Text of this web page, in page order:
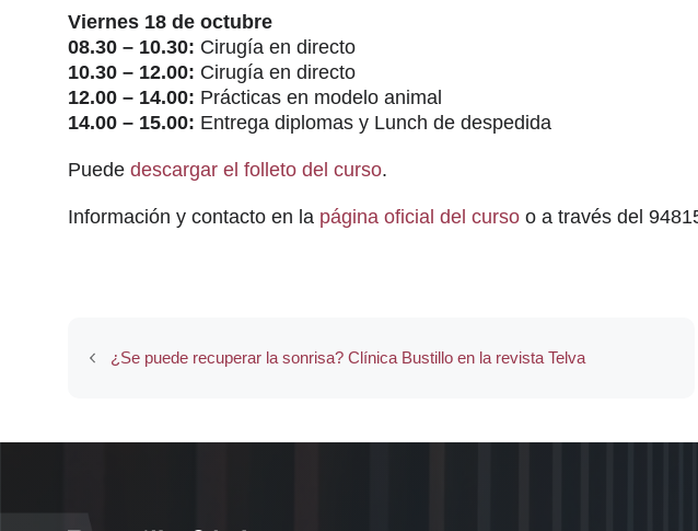
Viernes 18 de octubre
08.30 – 10.30: Cirugía en directo
10.30 – 12.00: Cirugía en directo
12.00 – 14.00: Prácticas en modelo animal
14.00 – 15.00: Entrega diplomas y Lunch de despedida
Puede descargar el folleto del curso.
Información y contacto en la página oficial del curso o a través del
¿Se puede recuperar la sonrisa? Clínica Bustillo en la revista Telva